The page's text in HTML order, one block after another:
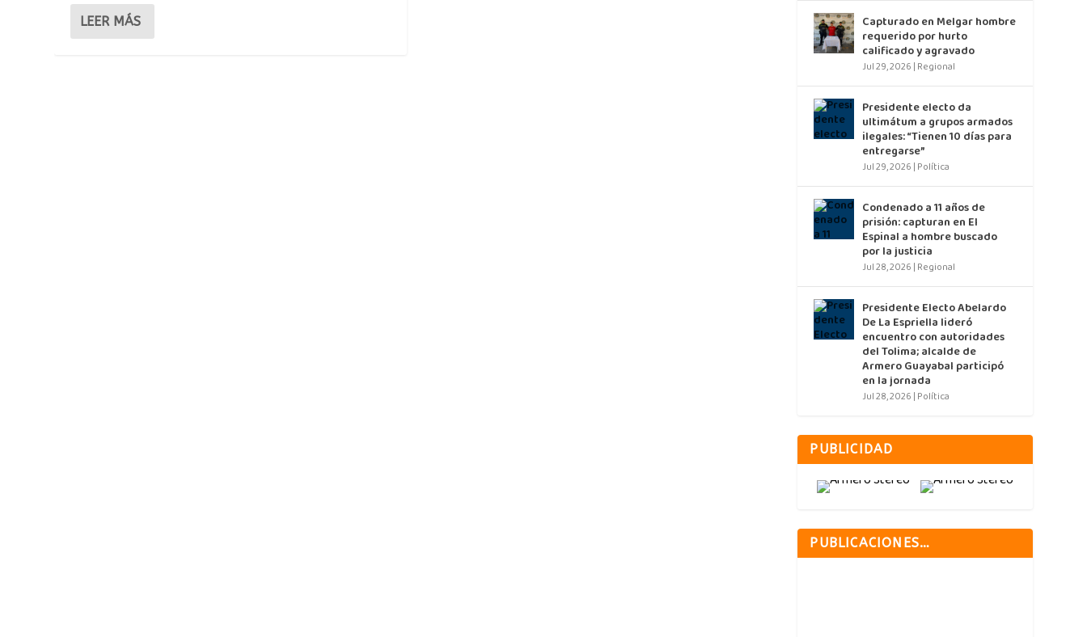
LEER MÁS Capturado en Melgar hombre
requerido por hurto
calificado y agravado
Jul 29, 2026 | Regional
Presidente electo da
ultimátum a grupos armados
ilegales: “Tienen 10 días para
entregarse”
Jul 29, 2026 | Política
Condenado a 11 años de
prisión: capturan en El
Espinal a hombre buscado
por la justicia
Jul 28, 2026 | Regional
Presidente Electo Abelardo
De La Espriella lideró
encuentro con autoridades
del Tolima; alcalde de
Armero Guayabal participó
en la jornada
Jul 28, 2026 | Política
PUBLICIDAD
PUBLICACIONES…